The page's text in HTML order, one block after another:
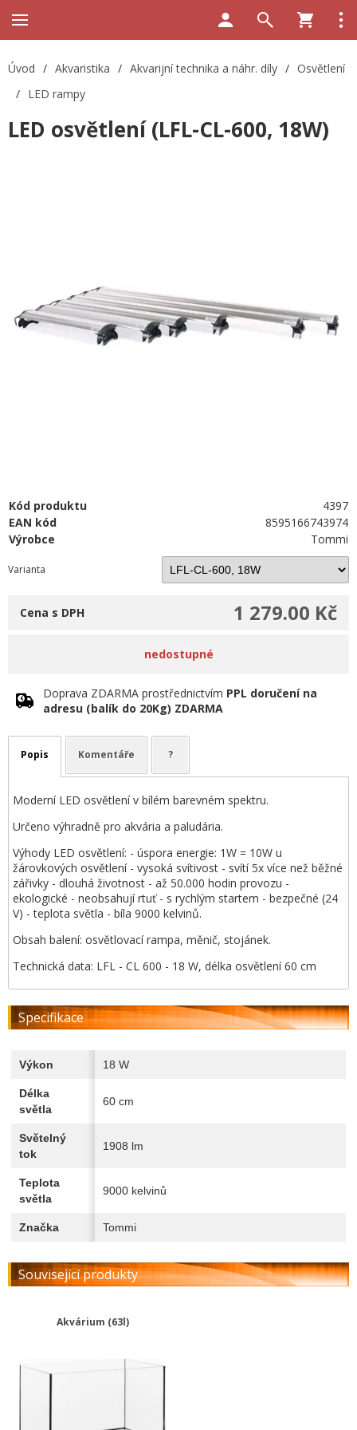
Úvod / Akvaristika / Akvarijní technika a náhr. díly / Osvětlení
/ LED rampy
LED osvětlení (LFL-CL-600, 18W)
Kód produktu
4397
EAN kód
8595166743974
Výrobce
Tommi
Varianta
1 279.00 Kč
Cena s DPH
nedostupné
Doprava ZDARMA prostřednictvím PPL doručení na
adresu (balík do 20Kg) ZDARMA
Popis Komentáře ?
Moderní LED osvětlení v bílém barevném spektru.
Určeno výhradně pro akvária a paludária.
Výhody LED osvětlení: - úspora energie: 1W = 10W u
žárovkových osvětlení - vysoká svítivost - svítí 5x více než běžné
zářivky - dlouhá životnost - až 50.000 hodin provozu -
ekologické - neobsahují rtuť - s rychlým startem - bezpečné (24
V) - teplota světla - bíla 9000 kelvinů.
Obsah balení: osvětlovací rampa, měnič, stojánek.
Technická data: LFL - CL 600 - 18 W, délka osvětlení 60 cm
Specifikace
Výkon 18 W
Délka
světla
60 cm
Světelný
tok
1908 lm
Teplota
světla
9000 kelvinů
Značka Tommi
Související produkty
Akvárium (63l)